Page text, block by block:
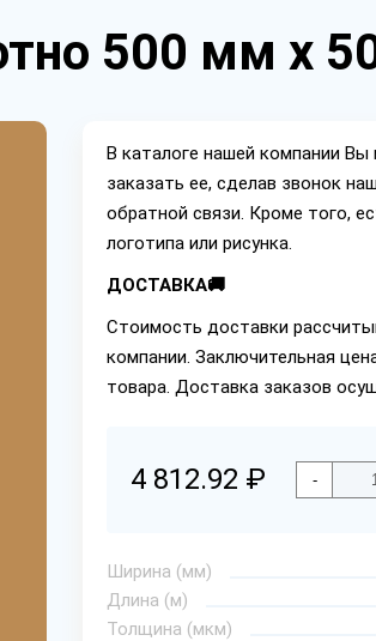
500 мм х
В каталоге нашей компании
заказать ее, сделав звонок
обратной связи. Кроме того,
логотипа или рисунка.
ДОСТАВКА🚚
Стоимость доставки
компании. Заключительная
товара. Доставка заказов
4 812.92 ₽ -
Ширина (мм)
Длина (м)
Толщина (мкм)